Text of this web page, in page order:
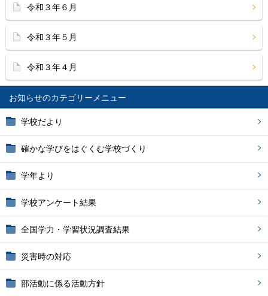
お知らせ
学校だより
確かな学びをはぐくむ学校づくり
学年より
学校アンケート結果
全国学力・学習状況調査結果
災害時の対応
部活動に係る活動方針
令和３年６月
令和３年５月
令和３年４月